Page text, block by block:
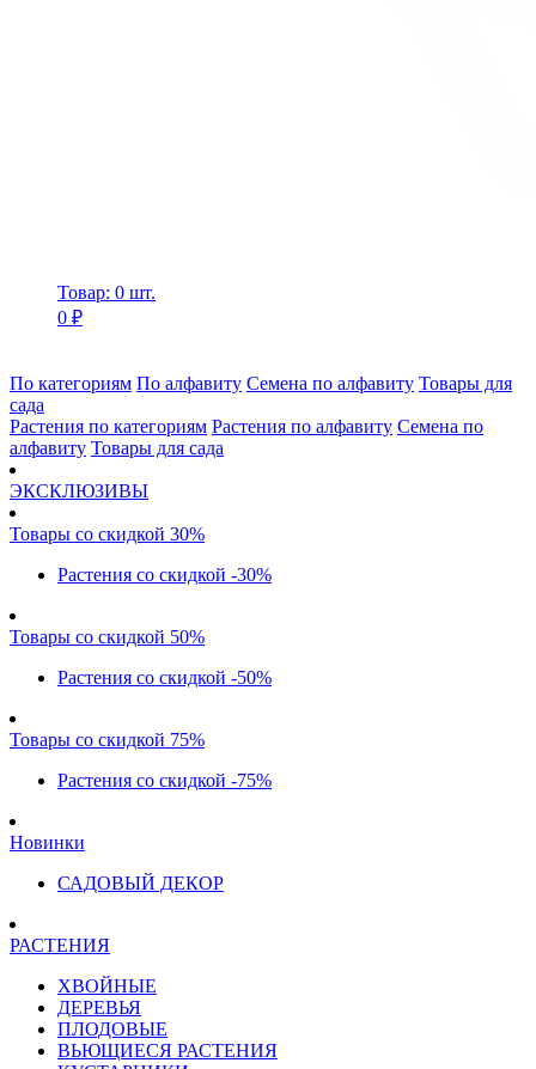
Товар: 0 шт.
0 ₽
По категориям По алфавиту Семена по алфавиту Товары для
сада
Растения по категориям Растения по алфавиту Семена по
алфавиту Товары для сада
ЭКСКЛЮЗИВЫ
Товары со скидкой 30%
Растения со скидкой -30%
Товары со скидкой 50%
Растения со скидкой -50%
Товары со скидкой 75%
Растения со скидкой -75%
Новинки
САДОВЫЙ ДЕКОР
РАСТЕНИЯ
ХВОЙНЫЕ
ДЕРЕВЬЯ
ПЛОДОВЫЕ
ВЬЮЩИЕСЯ РАСТЕНИЯ